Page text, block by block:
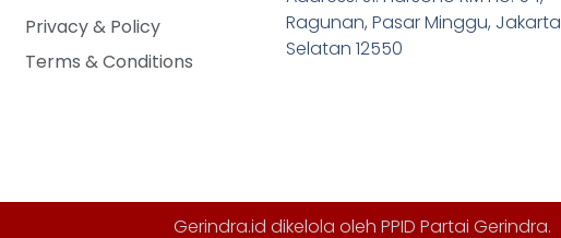
Privacy & Policy
Terms & Conditions
Ragunan, Pasar Minggu, Jakarta
Selatan 12550
Gerindra.id dikelola oleh PPID Partai Gerindra.